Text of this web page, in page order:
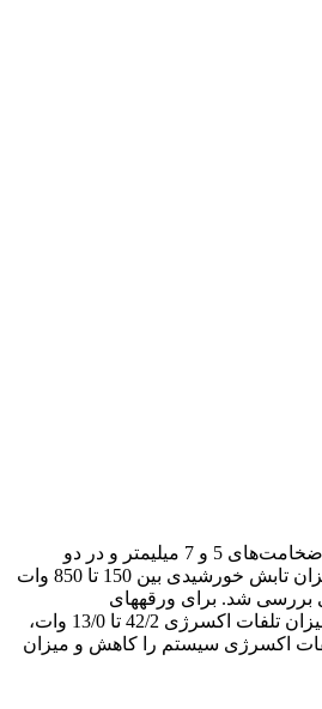
در تحقیق حاضر تحلیل انرژی و اکسرژی محفظۀ خشک‌کن خورشیدی آزمایشگاهی با هوای اجباری برای ورقه‌های نازک گوجه‏فرنگی صورت ‏گرفته است. خشک‏کردن در ضخامت‌های 5 و 7 میلیمتر و در دو
سرعت هوای 5/0 متر‏ بر ‏ثانیه و 1 متر ‏بر ‏ثانیه صورت پذیرفت. در شرایط آزمایش دمای محیط بین 22 تا 36 درجۀ سلسیوس، رطوبت نسبی محیط بین 14 تا 50درصد و میزان تابش خورشیدی بین 150 تا 850 وات
بررسی شد. برای ورقه‏های
گوجه‏فرنگی با ضخامت 5 میلیمتر در سرعت هوای 1 متر ‏بر ‏ثانیه محدودۀ تغییرات میزان انرژی مصرف‏شده 62/6 تا 72/152 وات، نسبت مصرف انرژی 02/0 تا 45/0 وات، میزان تلفات اکسرژی 42/2 تا 13/0 وات،
انرژی و تلفات اکسرژی سیستم را کاهش و میزان